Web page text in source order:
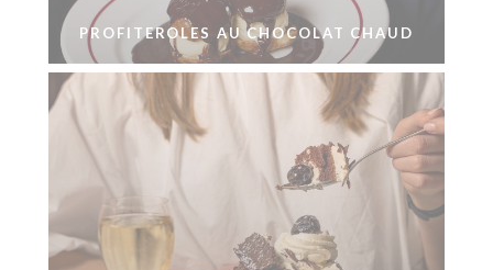
PROFITEROLES AU CHOCOLAT CHAUD